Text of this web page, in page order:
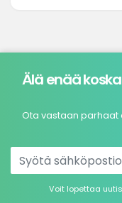
Älä enää
Ota vastaan parhaat
Voit lopettaa